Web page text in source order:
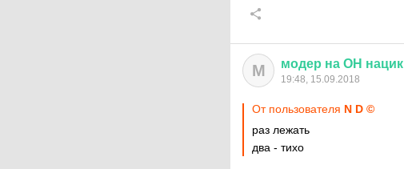
М модер на ОН нацик
19:48, 15.09.2018
От пользователя N D ©
раз лежать
два - тихо